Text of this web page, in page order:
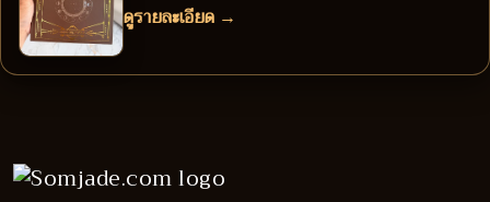
ดูรายละเอียด →